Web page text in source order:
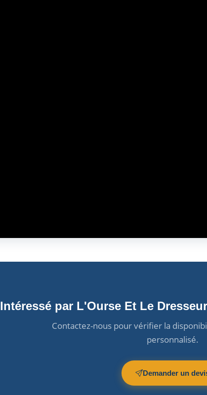
Intéressé par L'Ourse Et Le
Contactez-nous pour vérifier la
personnalisé.
Demander un